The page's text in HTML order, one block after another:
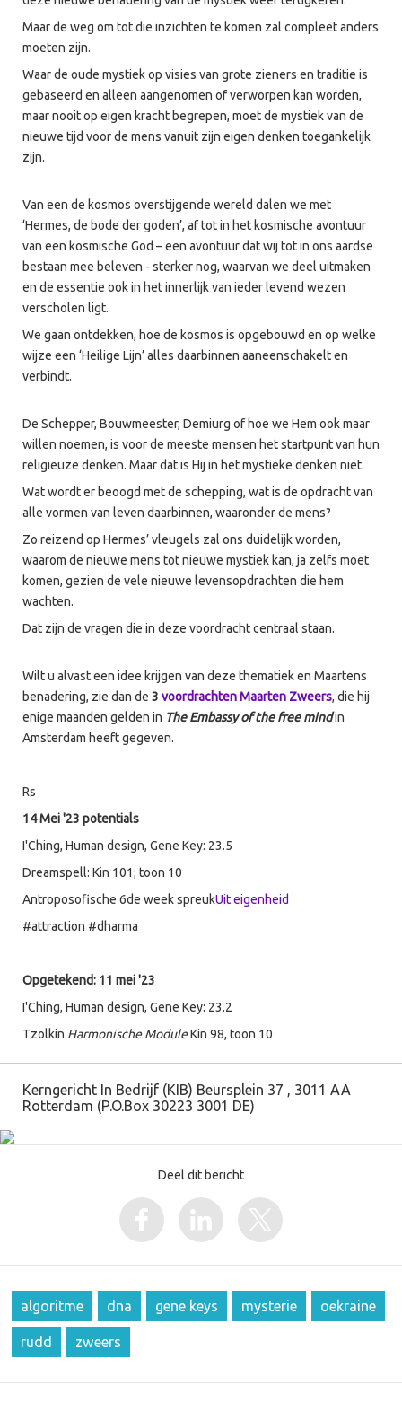
Maar de weg om tot die inzichten te komen zal compleet anders
moeten zijn.
Waar de oude mystiek op visies van grote zieners en traditie is
gebaseerd en alleen aangenomen of verworpen kan worden,
maar nooit op eigen kracht begrepen, moet de mystiek van de
nieuwe tijd voor de mens vanuit zijn eigen denken toegankelijk
zijn.
Van een de kosmos overstijgende wereld dalen we met
‘Hermes, de bode der goden’, af tot in het kosmische avontuur
van een kosmische God – een avontuur dat wij tot in ons aardse
bestaan mee beleven - sterker nog, waarvan we deel uitmaken
en de essentie ook in het innerlijk van ieder levend wezen
verscholen ligt.
We gaan ontdekken, hoe de kosmos is opgebouwd en op welke
wijze een ‘Heilige Lijn’ alles daarbinnen aaneenschakelt en
verbindt.
De Schepper, Bouwmeester, Demiurg of hoe we Hem ook maar
willen noemen, is voor de meeste mensen het startpunt van hun
religieuze denken. Maar dat is Hij in het mystieke denken niet.
Wat wordt er beoogd met de schepping, wat is de opdracht van
alle vormen van leven daarbinnen, waaronder de mens?
Zo reizend op Hermes’ vleugels zal ons duidelijk worden,
waarom de nieuwe mens tot nieuwe mystiek kan, ja zelfs moet
komen, gezien de vele nieuwe levensopdrachten die hem
wachten.
Dat zijn de vragen die in deze voordracht centraal staan.
Wilt u alvast een idee krijgen van deze thematiek en Maartens
benadering, zie dan de 3 voordrachten Maarten Zweers, die hij
enige maanden gelden in The Embassy of the free mindin
Amsterdam heeft gegeven.
Rs
14 Mei '23 potentials
I'Ching, Human design, Gene Key: 23.5
Dreamspell: Kin 101; toon 10
Antroposofische 6de week spreukUit eigenheid
#attraction #dharma
Opgetekend: 11 mei '23
I'Ching, Human design, Gene Key: 23.2
Tzolkin Harmonische ModuleKin 98, toon 10
Kerngericht In Bedrijf (KIB) Beursplein 37 , 3011 AA
Rotterdam (P.O.Box 30223 3001 DE)
Deel dit bericht
algoritme dna gene keys mysterie oekraine
rudd zweers